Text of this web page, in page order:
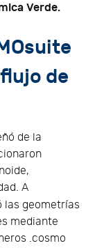
Verde.
flujo de
de la
A
las geometrías
mediante
.cosmo